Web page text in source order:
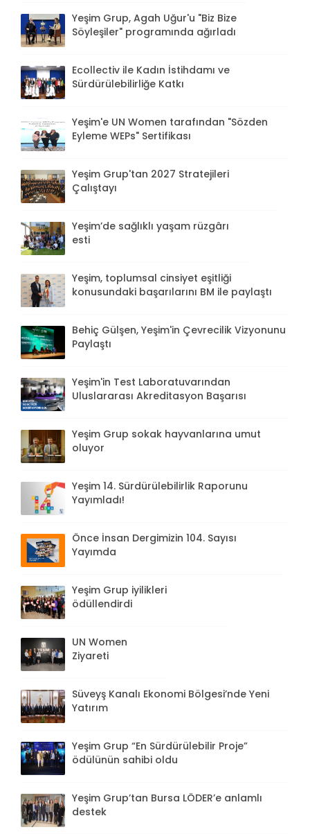
Yeşim Grup, Agah Uğur'u "Biz Bize
Söyleşiler" programında ağırladı
Ecollectiv ile Kadın İstihdamı ve
Sürdürülebilirliğe Katkı
Yeşim'e UN Women tarafından "Sözden
Eyleme WEPs" Sertifikası
Yeşim Grup'tan 2027 Stratejileri
Çalıştayı
Yeşim’de sağlıklı yaşam rüzgârı
esti
Yeşim, toplumsal cinsiyet eşitliği
konusundaki başarılarını BM ile paylaştı
Behiç Gülşen, Yeşim'in Çevrecilik Vizyonunu
Paylaştı
Yeşim'in Test Laboratuvarından
Uluslararası Akreditasyon Başarısı
Yeşim Grup sokak hayvanlarına umut
oluyor
Yeşim 14. Sürdürülebilirlik Raporunu
Yayımladı!
Önce İnsan Dergimizin 104. Sayısı
Yayımda
Yeşim Grup iyilikleri
ödüllendirdi
UN Women
Ziyareti
Süveyş Kanalı Ekonomi Bölgesi’nde Yeni
Yatırım
Yeşim Grup “En Sürdürülebilir Proje”
ödülünün sahibi oldu
Yeşim Grup’tan Bursa LÖDER’e anlamlı
destek